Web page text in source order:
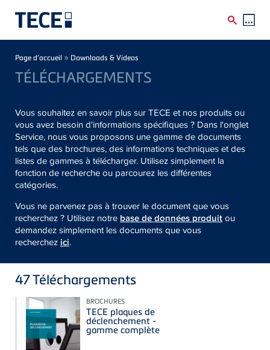
Breadcrumb
Page d’accueil » Downloads & Videos
TÉLÉCHARGEMENTS
Vous souhaitez en savoir plus sur TECE et nos produits ou
vous avez besoin d'informations spécifiques ? Dans l'onglet
Service, nous vous proposons une gamme de documents
tels que des brochures, des informations techniques et des
listes de gammes à télécharger. Utilisez simplement la
fonction de recherche ou parcourez les différentes
catégories.
Vous ne parvenez pas à trouver le document que vous
recherchez ? Utilisez notre base de données produitou
demandez simplement les documents que vous
recherchezici.
47Téléchargements
BROCHURES
TECE plaques de
déclenchement -
gamme complète